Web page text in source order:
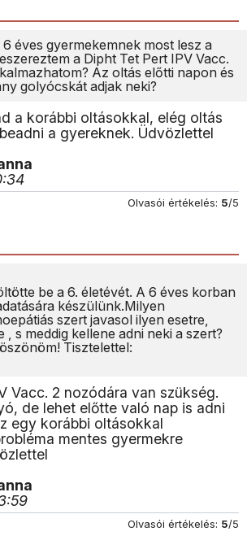
éves gyermekemnek most lesz a
a Dipht Tet Pert IPV Vacc.
Az oltás előtti napon és
golyócskát adjak neki?
a korábbi oltásokkal, elég oltás
a gyereknek. Üdvözlettel
Olvasói értékelés: 5/5
be a 6. életévét. A 6 éves korban
készülünk.Milyen
szert javasol ilyen esetre,
s meddig kellene adni neki a szert?
Tisztelettel:
Vacc. 2 nozódára van szükség.
de lehet előtte való nap is adni
egy korábbi oltásokkal
mentes gyermekre
Olvasói értékelés: 5/5